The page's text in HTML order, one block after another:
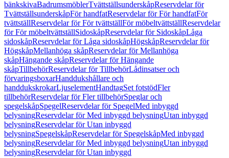
bänkskivaBadrumsmöblerTvättställsunderskåpReservdelar för
TvättställsunderskåpFör handfatReservdelar för För handfatFör
tvättställReservdelar för För tvättställFör möbeltvättställReservdelar
för För möbeltvättställSidoskåpReservdelar för SidoskåpLåga
sidoskåpReservdelar för Låga sidoskåpHögskåpReservdelar för
HögskåpMellanhöga skåpReservdelar för Mellanhöga
skåpHängande skåpReservdelar för Hängande
skåpTillbehörReservdelar för TillbehörLådinsatser och
förvaringsboxarHanddukshållare och
handdukskrokarLjuselementHandtagSet fotstödFler
tillbehörReservdelar för Fler tillbehörSpeglar och
spegelskåpSpegelReservdelar för SpegelMed inbyggd
belysningReservdelar för Med inbyggd belysningUtan inbyggd
belysningReservdelar för Utan inbyggd
belysningSpegelskåpReservdelar för SpegelskåpMed inbyggd
belysningReservdelar för Med inbyggd belysningUtan inbyggd
belysningReservdelar för Utan inbyggd